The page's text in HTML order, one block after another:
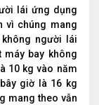
lái ứng dụng
vì chúng mang
người lái
bay không
10 kg vào năm
giờ là 16 kg
mang theo vẫn